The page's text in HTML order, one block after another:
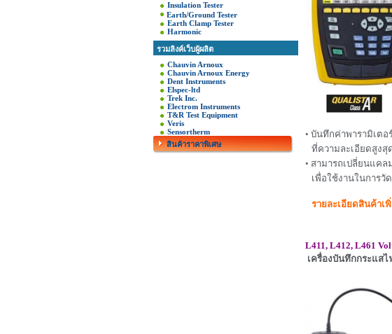
Insulation Tester
Earth/Ground Tester
Earth Clamp Tester
Harmonic
รวมลิงค์เว็บผู้ผลิต
Chauvin Arnoux
Chauvin Arnoux Energy
Dent Instruments
Elspec-ltd
Trek Inc.
Electrom Instruments
T&R Test Equipment
Veris
Sensortherm
สินค้าราคาพิเศษ
• บันทึกค่าพารามิเตอ
ที่ความละเอียดสูงสุ
• สามารถเปลี่ยนแค
เพื่อใช้งานในการวั
รายละเอียดสินค้าเ
L411, L412, L461
เครื่องบันทึกกระแส